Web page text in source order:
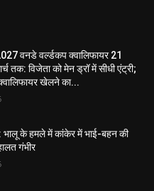
वनडे वर्ल्डकप क्वालिफायर 21
तक: विजेता को मेन ड्रॉ में सीधी एंट्री;
खेलने का...
के हमले में कांकेर में भाई-बहन की
गंभीर